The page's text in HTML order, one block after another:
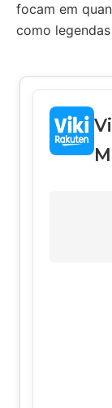
focam em
como